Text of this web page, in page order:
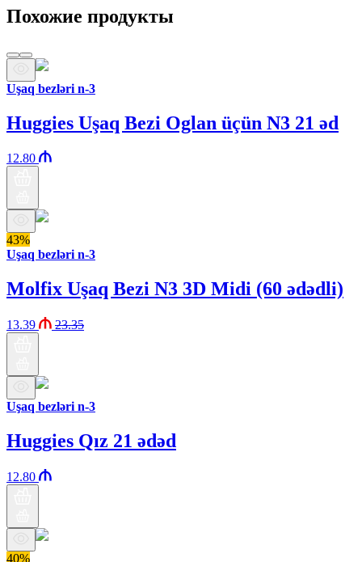
Похожие продукты
Uşaq bezləri n-3
Huggies Uşaq Bezi Oglan üçün N3 21 əd
12.80
43%
Uşaq bezləri n-3
Molfix Uşaq Bezi N3 3D Midi (60 ədədli)
13.39 23.35
Uşaq bezləri n-3
Huggies Qız 21 ədəd
12.80
40%